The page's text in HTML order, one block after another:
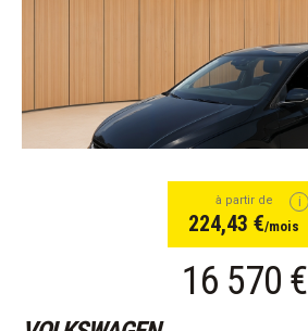
à partir de
224,43 €/mois
16 570 €